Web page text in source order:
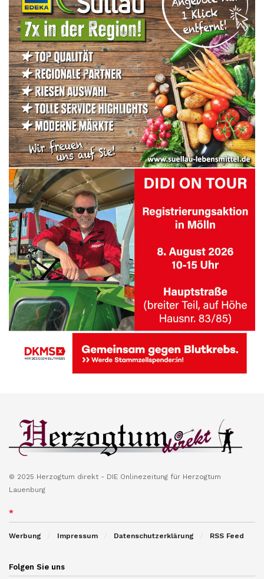
© 2025 Herzogtum direkt - DIE Onlinezeitung für Herzogtum
Lauenburg
*
Werbung Impressum Datenschutzerklärung RSS Feed
Folgen Sie uns